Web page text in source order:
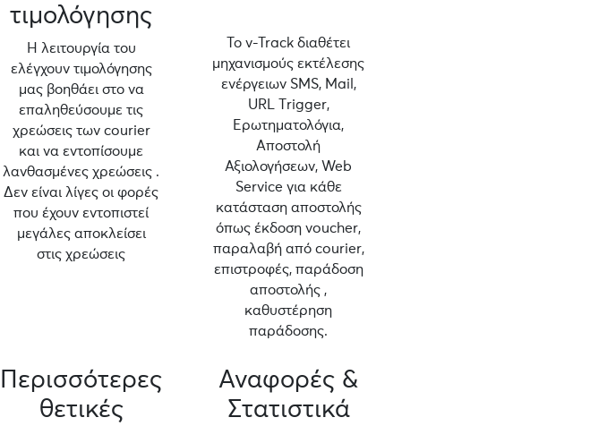
τιμολόγησης
Η λειτουργία του
ελέγχουν τιμολόγησης
μας βοηθάει στο να
επαληθεύσουμε τις
χρεώσεις των courier
και να εντοπίσουμε
λανθασμένες χρεώσεις .
Δεν είναι λίγες οι φορές
που έχουν εντοπιστεί
μεγάλες αποκλείσει
στις χρεώσεις
Το v-Track διαθέτει
μηχανισμούς εκτέλεσης
ενέργειων SMS, Mail,
URL Τrigger,
Ερωτηματολόγια,
Αποστολή
Αξιολογήσεων, Web
Service για κάθε
κατάσταση αποστολής
όπως έκδοση voucher,
παραλαβή από courier,
επιστροφές, παράδοση
αποστολής ,
καθυστέρηση
παράδοσης.
Περισσότερες
θετικές
Αναφορές &
Στατιστικά